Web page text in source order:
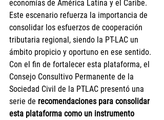
economías de América Latina y el Caribe.
Este escenario refuerza la importancia de
consolidar los esfuerzos de cooperación
tributaria regional, siendo la PT-LAC un
ámbito propicio y oportuno en ese sentido.
Con el fin de fortalecer esta plataforma, el
Consejo Consultivo Permanente de la
Sociedad Civil de la PTLAC presentó una
serie de recomendaciones para consolidar
esta plataforma como un instrumento